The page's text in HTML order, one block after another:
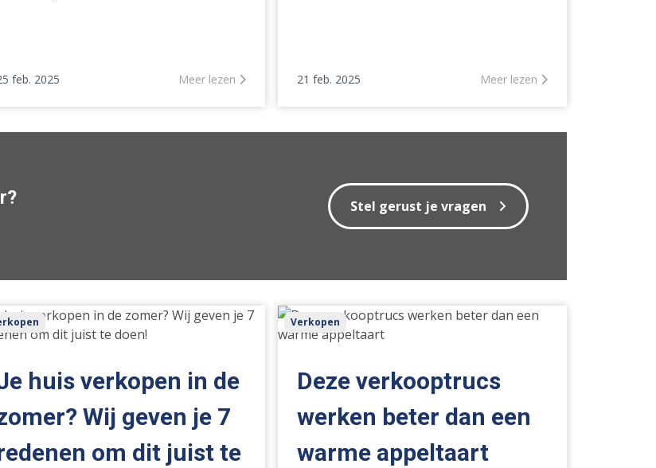
feb. 2025 Meer lezen 21 feb. 2025 Meer lezen
Stel gerust je vragen
huis verkopen in de
Wij geven je 7
om dit juist te
Deze
verkooptrucs
beter
dan
een
warme
appeltaart
Verkopen
Deze verkooptrucs
werken beter dan een
warme appeltaart